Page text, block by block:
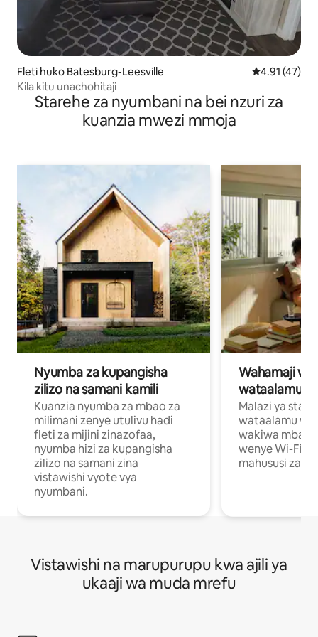
Fleti huko Batesburg-Leesville Ukadiriaji wa
4.91 (47)
Kila kitu unachohitaji
Starehe za nyumbani na bei nzuri za
kuanzia mwezi mmoja
Nyumba za kupangisha
zilizo na samani kamili
Kuanzia nyumba za mbao za
milimani zenye utulivu hadi
fleti za mijini zinazofaa,
nyumba hizi za kupangisha
zilizo na samani zina
vistawishi vyote vya
nyumbani.
Wahamaji
wataalamu
Malazi ya
wataalamu
wakiwa mbali
wenye Wi-Fi
mahususi za
Vistawishi na marupurupu kwa ajili ya
ukaaji wa muda mrefu